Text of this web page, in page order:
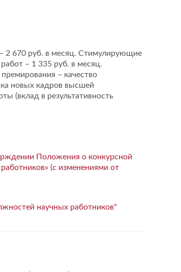
2 670 руб. в месяц. Стимулирующие
– 1 335 руб. в месяц.
– качество
новых кадров высшей
(вклад в результативность
Положения о конкурсной
(с изменениями от
научных работников"